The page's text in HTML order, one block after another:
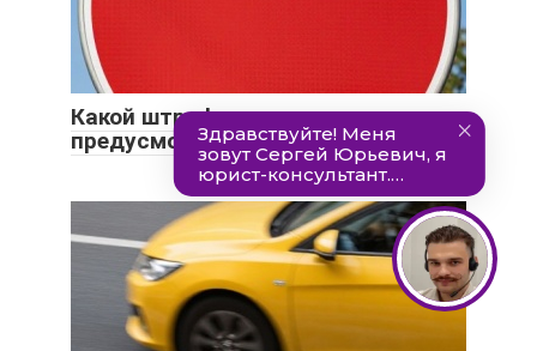
Какой штраф за проезд под кирпич
предусмотрен в 2021 году